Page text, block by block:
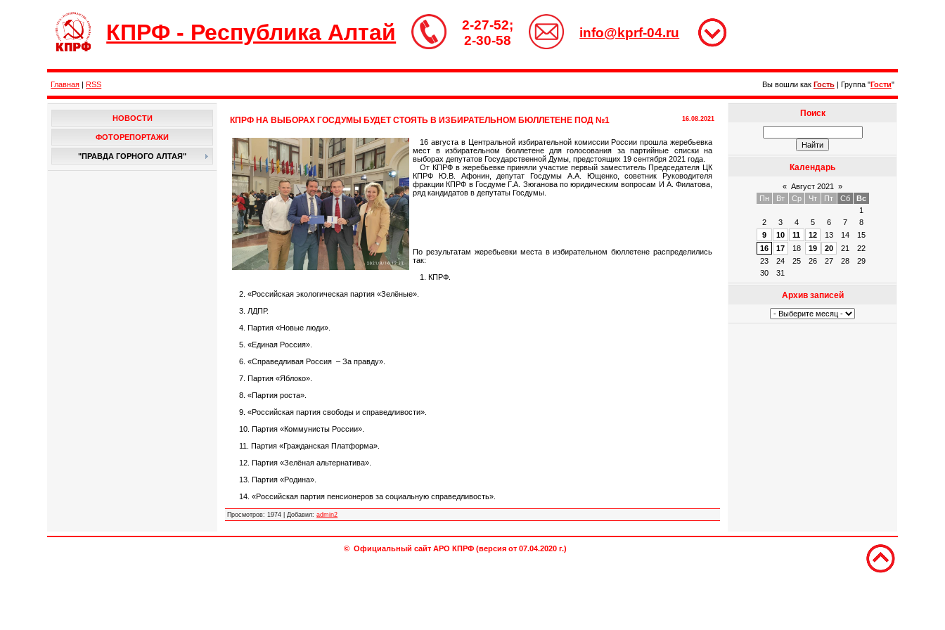
КПРФ - Республика Алтай
2-27-52;
2-30-58
info@kprf-04.ru
Главная |RSS Вы вошли как Гость| Группа "Гости"
НОВОСТИ
ФОТОРЕПОРТАЖИ
"ПРАВДА ГОРНОГО АЛТАЯ"
16.08.2021
КПРФ НА ВЫБОРАХ ГОСДУМЫ БУДЕТ СТОЯТЬ В ИЗБИРАТЕЛЬНОМ БЮЛЛЕТЕНЕ ПОД №1
16 августа в Центральной избирательной комиссии России прошла жеребьевка
мест в избирательном бюллетене для голосования за партийные списки на
выборах депутатов Государственной Думы, предстоящих 19 сентября 2021 года.
От КПРФ в жеребьевке приняли участие первый заместитель Председателя ЦК
КПРФ Ю.В. Афонин, депутат Госдумы А.А. Ющенко, советник Руководителя
фракции КПРФ в Госдуме Г.А. Зюганова по юридическим вопросам И А. Филатова,
ряд кандидатов в депутаты Госдумы.
По результатам жеребьевки места в избирательном бюллетене распределились
так:
1. КПРФ.
2. «Российская экологическая партия «Зелёные».
3. ЛДПР.
4. Партия «Новые люди».
5. «Единая Россия».
6. «Справедливая Россия – За правду».
7. Партия «Яблоко».
8. «Партия роста».
9. «Российская партия свободы и справедливости».
10. Партия «Коммунисты России».
11. Партия «Гражданская Платформа».
12. Партия «Зелёная альтернатива».
13. Партия «Родина».
14. «Российская партия пенсионеров за социальную справедливость».
Просмотров: 1974 |Добавил: admin2
Поиск
Календарь
« Август 2021
»
Пн
Вт Ср Чт Пт Сб
Вс
1
2
3 4 5 6 7
8
9
10 11 12 13 14
15
16
17 18 19 20 21
22
23
24 25 26 27 28
29
30
31
Архив записей
© Официальный сайт АРО КПРФ (версия от 07.04.2020 г.)